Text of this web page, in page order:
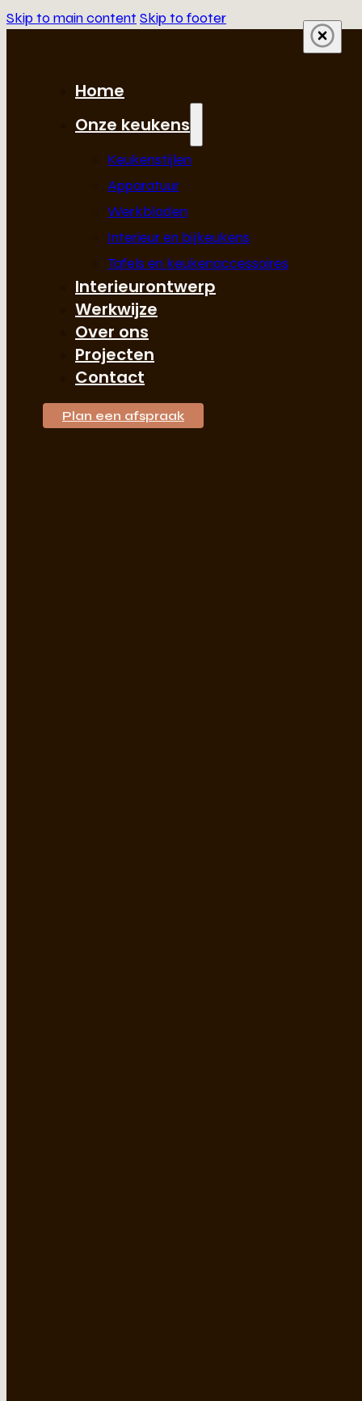
Skip to main content Skip to footer
Home
Onze keukens
Keukenstijlen
Apparatuur
Werkbladen
Interieur en bijkeukens
Tafels en keukenaccessoires
Interieurontwerp
Werkwijze
Over ons
Projecten
Contact
Plan een afspraak